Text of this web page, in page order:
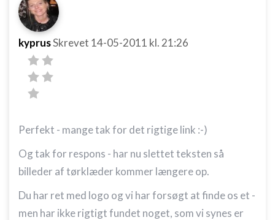
kyprusSkrevet 14-05-2011 kl. 21:26
Perfekt - mange tak for det rigtige link :-)
Og tak for respons - har nu slettet teksten så
billeder af tørklæder kommer længere op.
Du har ret med logo og vi har forsøgt at finde os et -
men har ikke rigtigt fundet noget, som vi synes er